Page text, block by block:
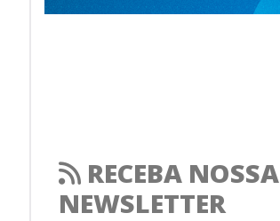
RECEBA NOSSA
NEWSLETTER